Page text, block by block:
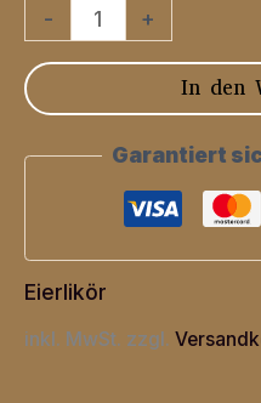
-
Oma
Blaubeertraum
+
In den
Garantiert
Eierlikör
inkl. MwSt. zzgl.